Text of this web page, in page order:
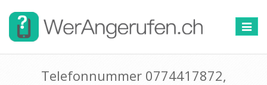
Toggle
Telefonnummer 0774417872,